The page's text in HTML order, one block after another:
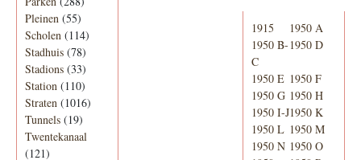
Pleinen (55)
Scholen (114)
Stadhuis (78)
Stadions (33)
Station (110)
Straten (1016)
Tunnels (19)
Twentekanaal
(121)
1915
1950 A
1950 B-
C
1950 D
1950 E 1950 F
1950 G 1950 H
1950 I-J1950 K
1950 L 1950 M
1950 N 1950 O